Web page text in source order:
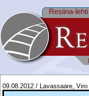
Resiina-lehti
09.08.2012 / Lavassaare, Viro